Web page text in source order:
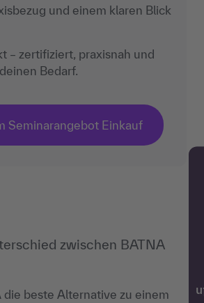
und einem klaren Blick
– zertifiziert, praxisnah und
Bedarf.
Seminarangebot Einkauf
zwischen BATNA
die beste Alternative zu einem